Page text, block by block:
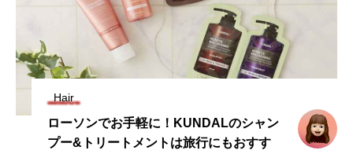
Hair
ローソンでお手軽に！KUNDALのシャン
プー&トリートメントは旅行にもおすす